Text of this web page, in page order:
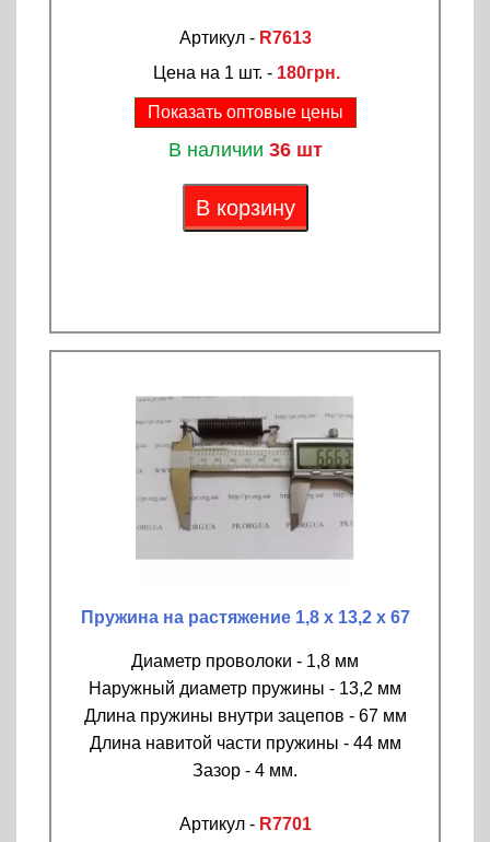
Артикул - R7613
Цена на 1 шт. - 180грн.
Показать оптовые цены
В наличии 36 шт
В корзину
Пружина на растяжение 1,8 х 13,2 х 67
Диаметр проволоки - 1,8 мм
Наружный диаметр пружины - 13,2 мм
Длина пружины внутри зацепов - 67 мм
Длина навитой части пружины - 44 мм
Зазор - 4 мм.
Артикул - R7701